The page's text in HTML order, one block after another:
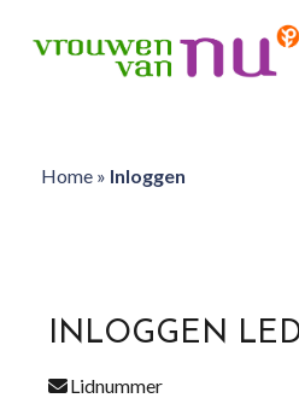
Home» Inloggen
INLOGGEN
Lidnummer